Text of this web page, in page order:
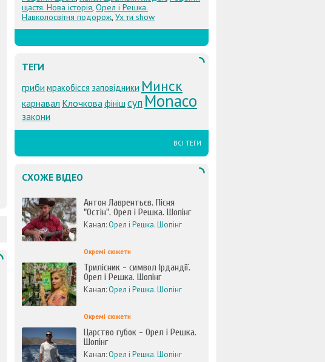
щастя. Нова історія, Орел і Решка.
Навколосвітня подорож, Ух ти show
ТЕГИ
гриби мракобісся заповідники Минск
карнавал Клочковафініш суп Monaco
закони
ВСІ ТЕГИ
СХОЖЕ ВІДЕО
Антон Лаврентьєв. Пісня
"Остін". Орел і Решка. Шопінг
Канал:Орел і Решка. Шопінг
Окремі сюжети
Трилісник - символ Ірдандії.
Орел і Решка. Шопінг
Канал:Орел і Решка. Шопінг
Окремі сюжети
Царство губок - Орел і Решка.
Шопінг
Канал:Орел і Решка. Шопінг